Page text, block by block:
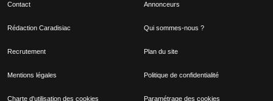
Contact Annonceurs
Rédaction Caradisiac Qui sommes-nous ?
Recrutement Plan du site
Mentions légales Politique de confidentialité
Charte d'utilisation des cookies Paramétrage des cookies